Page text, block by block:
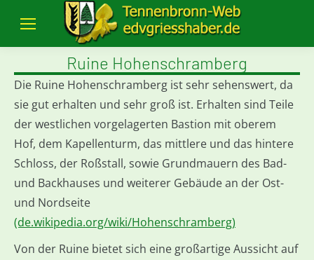
Ruine Hohenschramberg
Die Ruine Hohenschramberg ist sehr sehenswert, da
sie gut erhalten und sehr groß ist. Erhalten sind Teile
der westlichen vorgelagerten Bastion mit oberem
Hof, dem Kapellenturm, das mittlere und das hintere
Schloss, der Roßstall, sowie Grundmauern des Bad-
und Backhauses und weiterer Gebäude an der Ost-
und Nordseite
(de.wikipedia.org/wiki/Hohenschramberg)
Von der Ruine bietet sich eine großartige Aussicht auf